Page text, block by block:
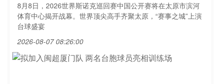
8月8日，2026世界斯诺克巡回赛中国公开赛将在太原市滨河
体育中心揭开战幕。世界顶尖高手齐聚太原，“赛事之城”上演
台球盛宴
2026-08-07 08:26:00